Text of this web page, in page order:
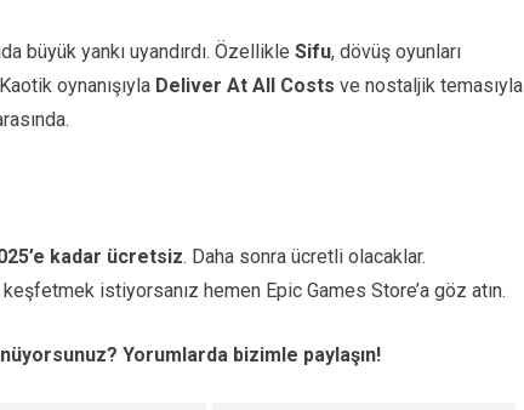
büyük yankı uyandırdı. Özellikle Sifu, dövüş oyunları
oynanışıyla Deliver At All Costs ve nostaljik temasıyla
kadar ücretsiz. Daha sonra ücretli olacaklar.
istiyorsanız hemen Epic Games Store’a göz atın.
Yorumlarda bizimle paylaşın!